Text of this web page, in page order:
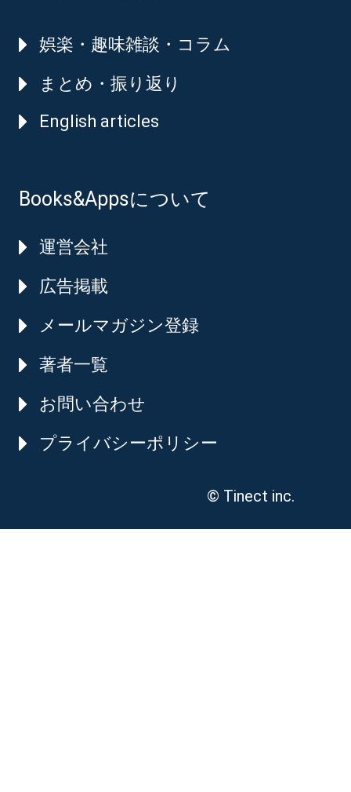
娯楽・趣味雑談・コラム
まとめ・振り返り
English articles
Books&Appsについて
運営会社
広告掲載
メールマガジン登録
著者一覧
お問い合わせ
プライバシーポリシー
© Tinect inc.